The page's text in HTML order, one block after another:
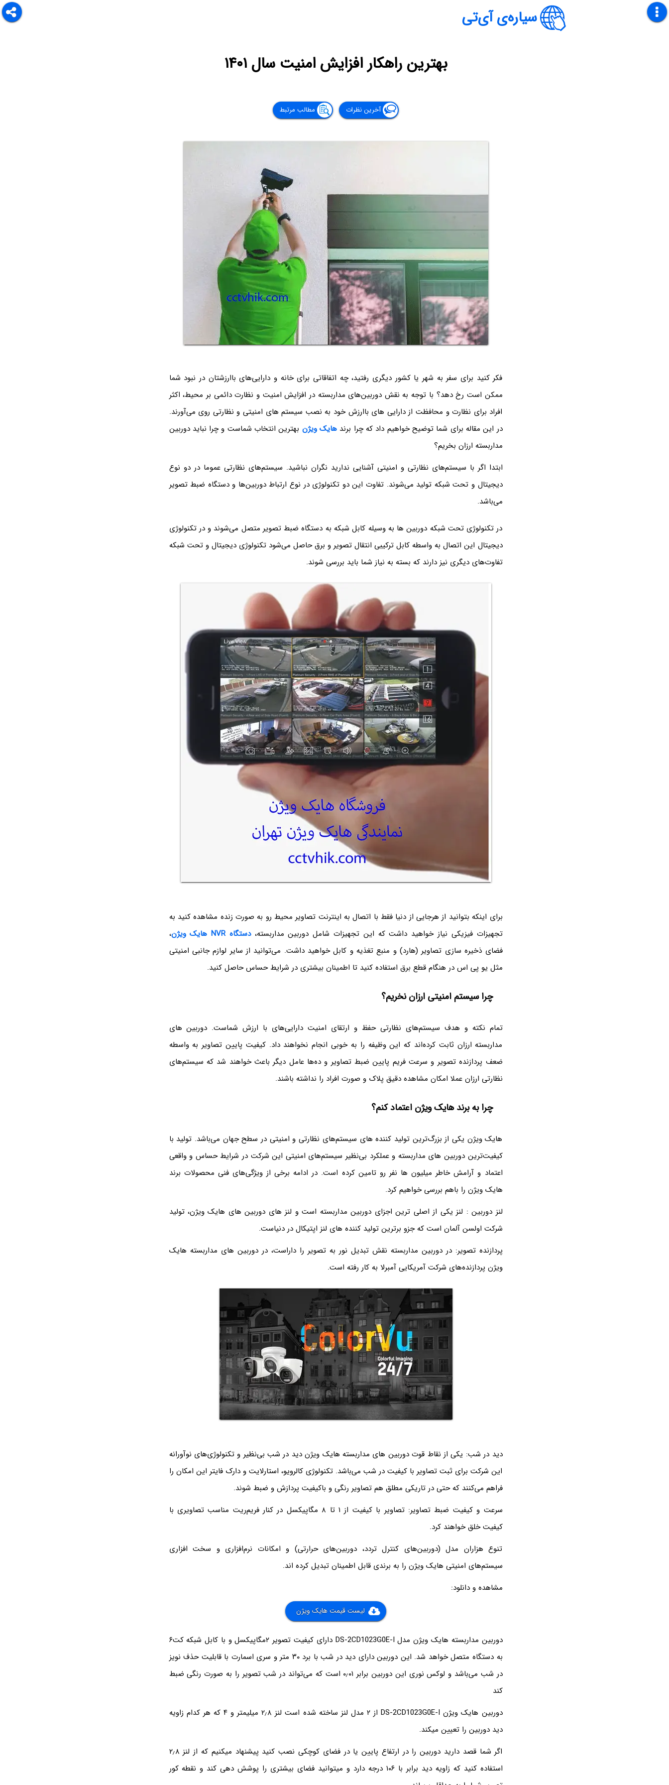
سیاره‌ی آی‌تی
بهترین راهکار افزایش امنیت سال ۱۴۰۱
آخرین نظرات مطالب مرتبط
فکر کنید برای سفر به شهر یا کشور دیگری رفتید، چه اتفاقاتی برای خانه و دارایی‌های باارزشتان در نبود شما
ممکن است رخ دهد؟ با توجه به نقش دوربین‌های مداربسته در افزایش امنیت و نظارت دائمی بر محیط، اکثر
افراد برای نظارت و محافظت از دارایی های باارزش خود به نصب سیستم های امنیتی و نظارتی روی می‌آورند.
در این مقاله برای شما توضیح خواهیم داد که چرا برند هایک ویژن بهترین انتخاب شماست و چرا نباید دوربین
مداربسته ارزان بخریم؟
ابتدا اگر با سیستم‌های نظارتی و امنیتی آشنایی ندارید نگران نباشید. سیستم‌های نظارتی عموما در دو نوع
دیجیتال و تحت شبکه تولید می‌شوند. تفاوت این دو تکنولوژی در نوع ارتباط دوربین‌ها و دستگاه ضبط تصویر
می‌باشد.
در تکنولوژی تحت شبکه دوربین ها به وسیله کابل شبکه به دستگاه ضبط تصویر متصل می‌شوند و در تکنولوژی
دیجیتال این اتصال به واسطه کابل ترکیبی انتقال تصویر و برق حاصل می‌شود تکنولوژی دیجیتال و تحت شبکه
تفاوت‌های دیگری نیز دارند که بسته به نیاز شما باید بررسی شوند.
برای اینکه بتوانید از هرجایی از دنیا فقط با اتصال به اینترنت تصاویر محیط رو به صورت زنده مشاهده کنید به
تجهیزات فیزیکی نیاز خواهید داشت که این تجهیزات شامل دوربین مداربسته،دستگاه NVR هایک ویژن
،
فضای ذخیره سازی تصاویر (هارد) و منبع تغذیه و کابل خواهید داشت. می‌توانید از سایر لوازم جانبی امنیتی
مثل یو پی اس در هنگام قطع برق استفاده کنید تا اطمینان بیشتری در شرایط حساس حاصل کنید.
چرا سیستم امنیتی ارزان نخریم؟
تمام نکته و هدف سیستم‌های نظارتی حفظ و ارتقای امنیت دارایی‌های با ارزش شماست. دوربین های
مداربسته ارزان ثابت کرده‌اند که این وظیفه را به خوبی انجام نخواهند داد. کیفیت پایین تصاویر به واسطه
ضعف پردازنده تصویر و سرعت فریم پایین ضبط تصاویر و ده‌ها عامل دیگر باعث خواهند شد که سیستم‌های
نظارتی ارزان عملا امکان مشاهده دقیق پلاک و صورت افراد را نداشته باشند.
چرا به برند هایک ویژن اعتماد کنم؟
هایک ویژن یکی از بزرگ‌ترین تولید کننده های سیستم‌های نظارتی و امنیتی در سطح جهان می‌باشد. تولید با
کیفیت‌ترین دوربین های مداربسته و عملکرد بی‌نظیر سیستم‌های امنیتی این شرکت در شرایط حساس و واقعی
اعتماد و آرامش خاطر میلیون ها نفر رو تامین کرده است. در ادامه برخی از ویژگی‌های فنی محصولات برند
هایک ویژن را باهم بررسی خواهیم کرد.
لنز دوربین : لنز یکی از اصلی ترین اجزای دوربین مداربسته است و لنز های دوربین های هایک ویژن، تولید
شرکت اولسن آلمان است که جزو برترین تولید کننده های لنز اپتیکال در دنیاست.
پردازنده تصویر‌: در دوربین مداربسته نقش تبدیل نور به تصویر را داراست، در دوربین های مداربسته هایک
ویژن پردازنده‌های شرکت آمریکایی آمبرلا به‌ کار رفته است.
دید در شب: یکی از نقاط قوت دوربین های مداربسته هایک ویژن دید در شب بی‌نظیر و تکنولوژی‌های نوآورانه
این شرکت برای ثبت تصاویر با کیفیت در شب می‌باشد. تکنولوژی کالرویو، استارلایت و دارک فایتر این امکان را
فراهم می‌کنند که حتی در تاریکی مطلق هم تصاویر رنگی و باکیفیت پردازش و ضبط شوند.
سرعت و کیفیت ضبط تصاویر: تصاویر با کیفیت از ۱ تا ۸ مگاپیکسل در کنار فریم‌ریت‌ مناسب تصاویری با
کیفیت خلق خواهند کرد.
تنوع هزاران مدل (دوربین‌های کنترل تردد، دوربین‌های حرارتی) و امکانات نرم‌افزاری و سخت افزاری
سیستم‌های امنیتی هایک ویژن را به برندی قابل اطمینان تبدیل کرده اند.
مشاهده و دانلود:
لیست قیمت هایک ویژن
دوربین مداربسته هایک ویژن مدل DS-2CD1023G0E-I دارای کیفیت تصویر ۲مگاپیکسل و با کابل شبکه کت۶
به دستگاه متصل خواهد شد. این دوربین دارای دید در شب با برد ۳۰ متر و سری اسمارت با قابلیت حذف نویز
در شب می‌باشد و لوکس نوری این دوربین برابر ۰٫۰۱ است که می‌تواند در شب تصویر را به صورت رنگی ضبط
کند
دوربین هایک ویژن DS-2CD1023G0E-I از ۲ مدل لنز ساخته شده است لنز ۲٫۸ میلیمتر و ۴ که هر کدام زاویه
دید دوربین را تعیین میکند.
اگر شما قصد دارید دوربین را در ارتفاع پایین یا در فضای کوچکی نصب کنید پیشنهاد میکنیم که از لنز ۲٫۸
استفاده کنید که زاویه دید برابر با ۱۰۶ درجه دارد و میتوانید فضای بیشتری را پوشش دهی کند و نقطه کور